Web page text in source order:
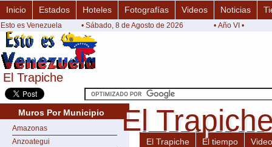
El Trapiche
El Trapiche
Inicio Estados Hoteles Fotografías Videos Noticias
Esto es Venezuela • Sábado, 8 de Agosto de 2026 • Año VI •
Muros Por Municipio
Amazonas
Anzoategui
El Trapiche
El Trapiche
El Trapiche El tiempo